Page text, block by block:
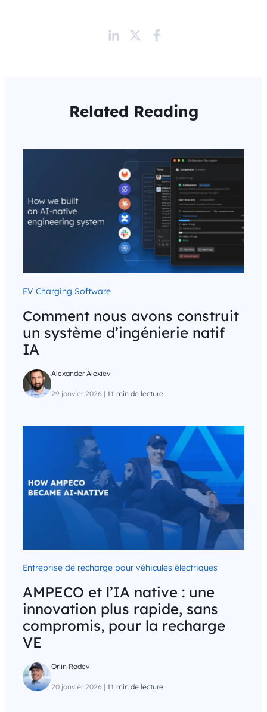
Related Reading
EV Charging Software
Comment nous avons construit
un système d’ingénierie natif
IA
Alexander Alexiev
29 janvier 2026 | 11 min de lecture
Entreprise de recharge pour véhicules électriques
AMPECO et l’IA native : une
innovation plus rapide, sans
compromis, pour la recharge
VE
Orlin Radev
20 janvier 2026 | 11 min de lecture